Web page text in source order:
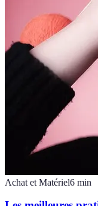
Achat et Matériel6 min